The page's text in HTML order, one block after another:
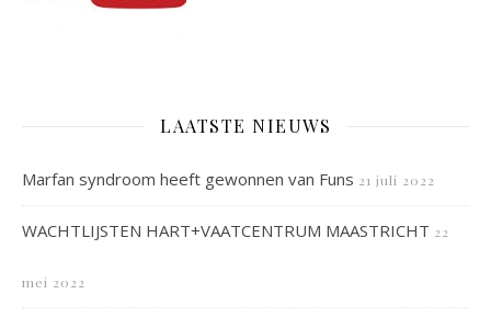
LAATSTE NIEUWS
Marfan syndroom heeft gewonnen van Funs 21 juli 2022
WACHTLIJSTEN HART+VAATCENTRUM MAASTRICHT 22
mei 2022